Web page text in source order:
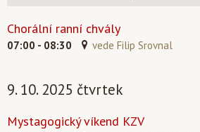
Chorální ranní chvály
07:00 - 08:30 vede Filip Srovnal
9. 10. 2025 čtvrtek
Mystagogický víkend KZV